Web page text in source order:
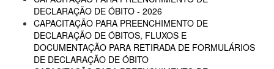
DECLARAÇÃO DE ÓBITO - 2026
CAPACITAÇÃO PARA PREENCHIMENTO DE
DECLARAÇÃO DE ÓBITOS, FLUXOS E
DOCUMENTAÇÃO PARA RETIRADA DE FORMULÁRIOS
DE DECLARAÇÃO DE ÓBITO